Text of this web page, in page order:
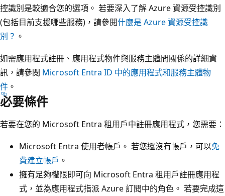
控識別是較適合您的選項。 若要深入了解 Azure 資源受控識別
(包括目前支援哪些服務)，請參閱什麼是 Azure 資源受控識
別？ 。
如需應用程式註冊、應用程式物件與服務主體間關係的詳細資
訊，請參閱 Microsoft Entra ID 中的應用程式和服務主體物
件 。
必要條件
若要在您的 Microsoft Entra 租用戶中註冊應用程式，您需要：
Microsoft Entra 使用者帳戶。 若您還沒有帳戶，可以免
費建立帳戶 。
擁有足夠權限即可向 Microsoft Entra 租用戶註冊應用程
式，並為應用程式指派 Azure 訂閱中的角色。 若要完成這